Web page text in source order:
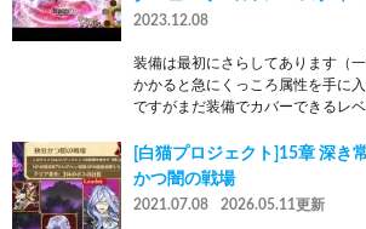
2023.12.08
装備は最初にさらしてあります（
かかると急にくっころ属性を手に
ですがまだ装備でカバーできるレ
[白猫プロジェクト]15章 深き
かつ闇の戦場
2021.07.08 2026.05.11更新